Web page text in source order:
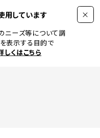
用しています
ニーズ等について調
しくはこちら